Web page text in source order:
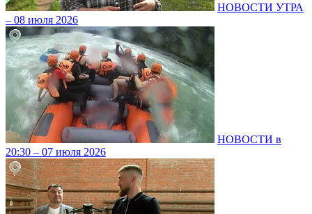
НОВОСТИ УТРА
– 08 июля 2026
НОВОСТИ в
20:30 – 07 июля 2026